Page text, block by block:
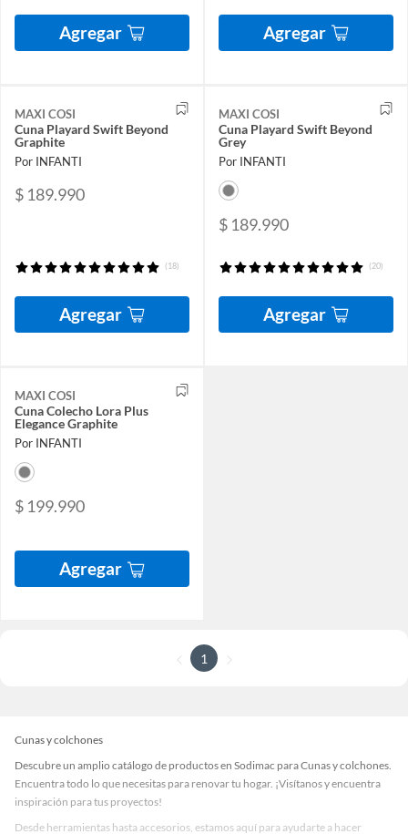
Agregar Agregar
MAXI COSI
Cuna Playard Swift Beyond
Graphite
Por INFANTI
$ 189.990
(18)
Agregar
MAXI COSI
Cuna Playard Swift Beyond
Grey
Por INFANTI
$ 189.990
(20)
Agregar
MAXI COSI
Cuna Colecho Lora Plus
Elegance Graphite
Por INFANTI
$ 199.990
Agregar
1
Cunas y colchones
Descubre un amplio catálogo de productos en Sodimac para Cunas y colchones.
Encuentra todo lo que necesitas para renovar tu hogar. ¡Visítanos y encuentra
inspiración para tus proyectos!
Desde herramientas hasta accesorios, estamos aquí para ayudarte a hacer